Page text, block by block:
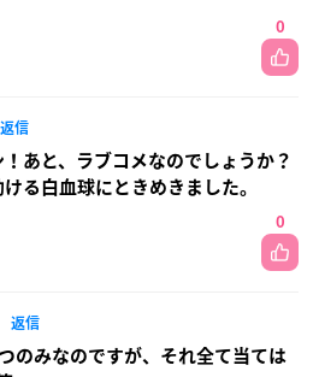
0
返信
あと、ラブコメなのでしょうか？
る白血球にときめきました。
0
返信
のみなのですが、それ全て当ては